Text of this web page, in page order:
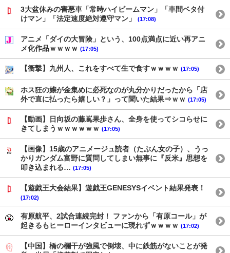
3大盆休みの害悪車「常時ハイビームマン」「車間ベタ付
けマン」「法定速度絶対遵守マン」
(17:08)
アニメ「ダイの大冒険」という、100点満点に近い再アニ
メ化作品ｗｗｗｗ (17:05)
【衝撃】九州人、これをすべて生で食すｗｗｗｗ (17:05)
ホス狂の嬢が金集めに必死なのが丸分かりだったから「店
外で直に払ったら嬉しい？」って聞いた結果⇒ｗｗ (17:05)
【動画】日向坂の藤嶌果歩さん、全身を使ってシコらせに
きてしまうｗｗｗｗｗｗ (17:05)
【画像】15歳のアニメージュ読者（たぶん女の子）、うっ
かりガンダム富野に質問してしまい無事に『反米』思想を
叩き込まれる… (17:05)
【遊戯王大会結果】遊戯王GENESYSイベント結果発表！
(17:02)
有原航平、2試合連続完封！ ファンから「有原コール」が
起きるもヒーローインタビューに現れずｗｗｗｗ (17:02)
【中国】橋の欄干が強風で倒壊、中に鉄筋がないことが発